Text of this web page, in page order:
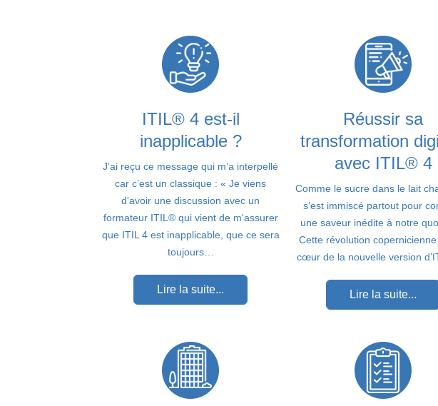
ITIL® 4 est-il
inapplicable ?
J’ai reçu ce message qui m’a interpellé
car c’est un classique : « Je viens
d'avoir une discussion avec un
formateur ITIL® qui vient de m'assurer
que ITIL 4 est inapplicable, que ce sera
toujours…
Lire la suite...
Réussir sa
transformation
avec ITIL® 4
Comme le sucre dans le lait
s’est immiscé partout pour
une saveur inédite à notre
Cette révolution
cœur de la nouvelle version
Lire la suite...